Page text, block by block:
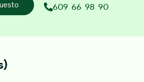
609 66 98 90